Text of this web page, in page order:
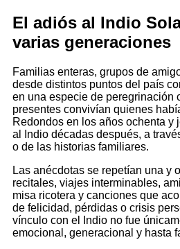
El adiós al Indio
varias generaciones
Familias enteras, grupos de
desde distintos puntos del país
en una especie de peregrinación
presentes convivían quienes
Redondos en los años ochenta y
al Indio décadas después, a
o de las historias familiares.
Las anécdotas se repetían una y
recitales, viajes interminables,
misa ricotera y canciones que
de felicidad, pérdidas o crisis
vínculo con el Indio no fue
emocional, generacional y hasta